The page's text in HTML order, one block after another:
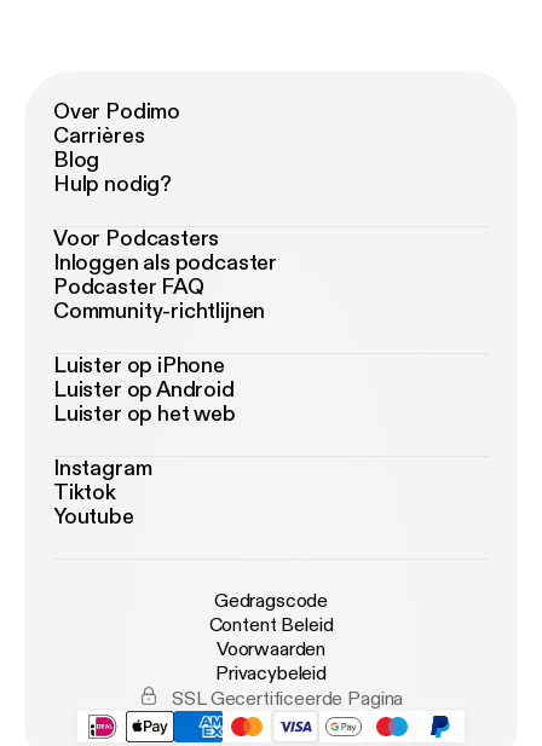
Over Podimo
Carrières
Blog
Hulp nodig?
Voor Podcasters
Inloggen als podcaster
Podcaster FAQ
Community-richtlijnen
Luister op iPhone
Luister op Android
Luister op het web
Instagram
Tiktok
Youtube
Gedragscode
Content Beleid
Voorwaarden
Privacybeleid
SSL Gecertificeerde Pagina